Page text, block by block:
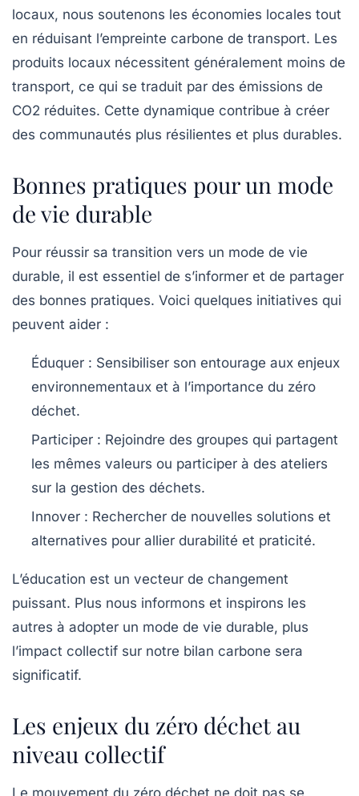
locaux, nous soutenons les économies locales tout
en réduisant l’empreinte carbone de transport. Les
produits locaux nécessitent généralement moins de
transport, ce qui se traduit par des émissions de
CO2 réduites. Cette dynamique contribue à créer
des communautés plus résilientes et plus durables.
Bonnes pratiques pour un mode
de vie durable
Pour réussir sa transition vers un mode de vie
durable, il est essentiel de s’informer et de partager
des bonnes pratiques. Voici quelques initiatives qui
peuvent aider :
Éduquer : Sensibiliser son entourage aux enjeux
environnementaux et à l’importance du zéro
déchet.
Participer : Rejoindre des groupes qui partagent
les mêmes valeurs ou participer à des ateliers
sur la gestion des déchets.
Innover : Rechercher de nouvelles solutions et
alternatives pour allier durabilité et praticité.
L’éducation est un vecteur de changement
puissant. Plus nous informons et inspirons les
autres à adopter un mode de vie durable, plus
l’impact collectif sur notre bilan carbone sera
significatif.
Les enjeux du zéro déchet au
niveau collectif